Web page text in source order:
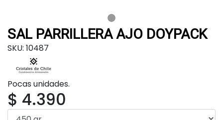
SAL PARRILLERA AJO DOYPACK
SKU: 10487
Pocas unidades.
$ 4.390